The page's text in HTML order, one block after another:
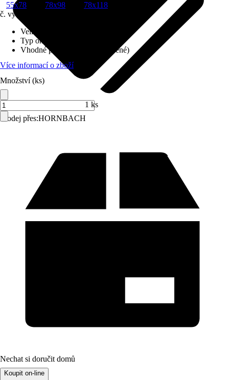
Prodej přes:HORNBACH
55x78 78x98
78x118
č. výrobku
Velikost (šxv) v cm
Typ okna
Vhodné pro
Podkroví (vytápěné)
Více informací o zboží
Množství (ks)
1 ks
Nechat si doručit domů
Koupit on-line